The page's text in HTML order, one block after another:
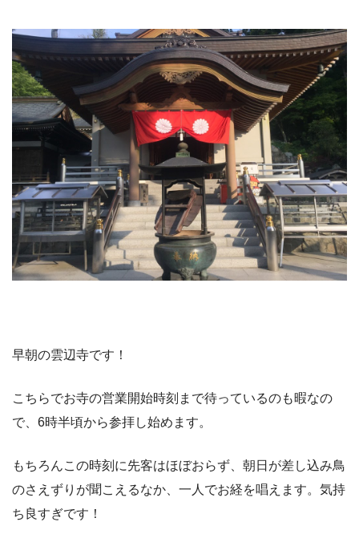
早朝の雲辺寺です！
こちらでお寺の営業開始時刻まで待っているのも暇なの
で、6時半頃から参拝し始めます。
もちろんこの時刻に先客はほぼおらず、朝日が差し込み鳥
のさえずりが聞こえるなか、一人でお経を唱えます。気持
ち良すぎです！